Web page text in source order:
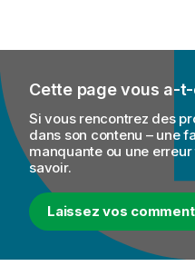
Cette page vous a-
Si vous rencontrez des
dans son contenu – une
manquante ou une
savoir.
Laissez vos